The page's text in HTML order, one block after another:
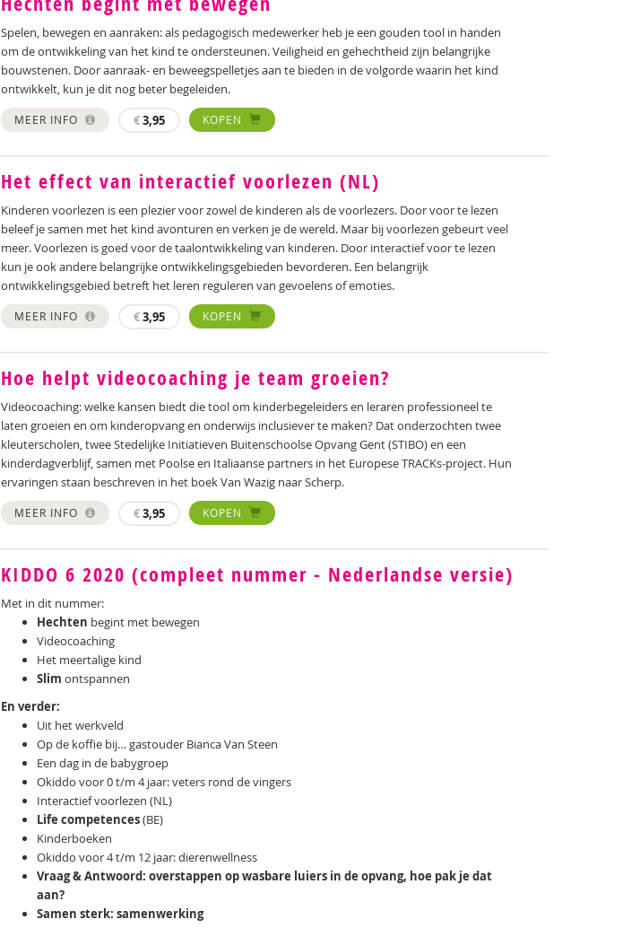
Spelen, bewegen en aanraken: als pedagogisch medewerker heb je een gouden tool in handen
om de ontwikkeling van het kind te ondersteunen. Veiligheid en gehechtheid zijn belangrijke
bouwstenen. Door aanraak- en beweegspelletjes aan te bieden in de volgorde waarin het kind
ontwikkelt, kun je dit nog beter begeleiden.
MEER INFO €3,95 KOPEN
Het effect van interactief voorlezen (NL)
Kinderen voorlezen is een plezier voor zowel de kinderen als de voorlezers. Door voor te lezen
beleef je samen met het kind avonturen en verken je de wereld. Maar bij voorlezen gebeurt veel
meer. Voorlezen is goed voor de taalontwikkeling van kinderen. Door interactief voor te lezen
kun je ook andere belangrijke ontwikkelingsgebieden bevorderen. Een belangrijk
ontwikkelingsgebied betreft het leren reguleren van gevoelens of emoties.
MEER INFO €3,95 KOPEN
Hoe helpt videocoaching je team groeien?
Videocoaching: welke kansen biedt die tool om kinderbegeleiders en leraren professioneel te
laten groeien en om kinderopvang en onderwijs inclusiever te maken? Dat onderzochten twee
kleuterscholen, twee Stedelijke Initiatieven Buitenschoolse Opvang Gent (STIBO) en een
kinderdagverblijf, samen met Poolse en Italiaanse partners in het Europese TRACKs-project. Hun
ervaringen staan beschreven in het boek Van Wazig naar Scherp.
MEER INFO €3,95 KOPEN
KIDDO 6 2020 (compleet nummer - Nederlandse versie)
Met in dit nummer:
Hechten begint met bewegen
Videocoaching
Het meertalige kind
Slimontspannen
En verder:
Uit het werkveld
Op de koffie bij… gastouder Bianca Van Steen
Een dag in de babygroep
Okiddo voor 0 t/m 4 jaar: veters rond de vingers
Interactief voorlezen (NL)
Life competences(BE)
Kinderboeken
Okiddo voor 4 t/m 12 jaar: dierenwellness
Vraag & Antwoord: overstappen op wasbare luiers in de opvang, hoe pak je dat
aan?
Samen sterk: samenwerking